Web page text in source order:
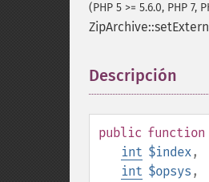
(PHP 5 >= 5.6.0, PHP 7,
Descripción
public function
int $index,
int $opsys ,